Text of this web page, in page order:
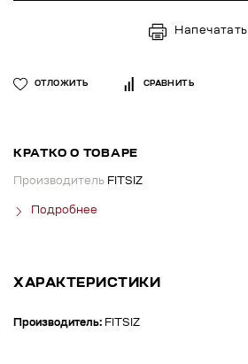
Напечатать
ОТЛОЖИТЬ СРАВНИТЬ
КРАТКО О ТОВАРЕ
Производитель FITSIZ
Подробнее
ХАРАКТЕРИСТИКИ
Производитель: FITSIZ